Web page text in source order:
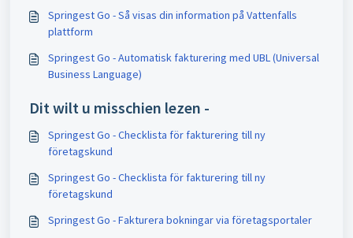
Springest Go - Så visas din information på Vattenfalls
plattform
Springest Go - Automatisk fakturering med UBL (Universal
Business Language)
Dit wilt u misschien lezen -
Springest Go - Checklista för fakturering till ny
företagskund
Springest Go - Checklista för fakturering till ny
företagskund
Springest Go - Fakturera bokningar via företagsportaler